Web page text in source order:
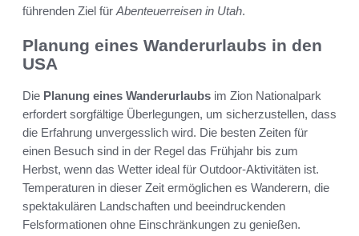
führenden Ziel für Abenteuerreisen in Utah.
Planung eines Wanderurlaubs in den
USA
Die Planung eines Wanderurlaubs im Zion Nationalpark
erfordert sorgfältige Überlegungen, um sicherzustellen, dass
die Erfahrung unvergesslich wird. Die besten Zeiten für
einen Besuch sind in der Regel das Frühjahr bis zum
Herbst, wenn das Wetter ideal für Outdoor-Aktivitäten ist.
Temperaturen in dieser Zeit ermöglichen es Wanderern, die
spektakulären Landschaften und beeindruckenden
Felsformationen ohne Einschränkungen zu genießen.